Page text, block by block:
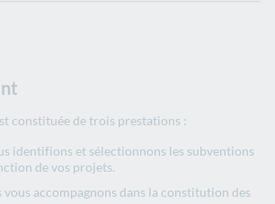
constituée de trois prestations :
identifions et sélectionnons les subventions
de vos projets.
vous accompagnons dans la constitution des